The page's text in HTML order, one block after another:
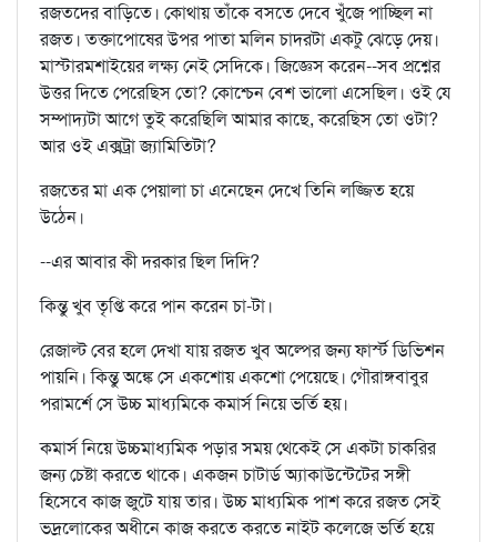
রজতদের বাড়িতে। কোথায় তাঁকে বসতে দেবে খুঁজে পাচ্ছিল না
রজত। তক্তাপোষের উপর পাতা মলিন চাদরটা একটু ঝেড়ে দেয়।
মাস্টারমশাইয়ের লক্ষ্য নেই সেদিকে। জিজ্ঞেস করেন--সব প্রশ্নের
উত্তর দিতে পেরেছিস তো? কোশ্চেন বেশ ভালো এসেছিল। ওই যে
সম্পাদ্যটা আগে তুই করেছিলি আমার কাছে, করেছিস তো ওটা?
আর ওই এক্সট্রা জ্যামিতিটা?
রজতের মা এক পেয়ালা চা এনেছেন দেখে তিনি লজ্জিত হয়ে
উঠেন।
--এর আবার কী দরকার ছিল দিদি?
কিন্তু খুব তৃপ্তি করে পান করেন চা-টা।
রেজাল্ট বের হলে দেখা যায় রজত খুব অল্পের জন্য ফার্স্ট ডিভিশন
পায়নি। কিন্তু অঙ্কে সে একশোয় একশো পেয়েছে। গৌরাঙ্গবাবুর
পরামর্শে সে উচ্চ মাধ্যমিকে কমার্স নিয়ে ভর্তি হয়।
কমার্স নিয়ে উচ্চমাধ্যমিক পড়ার সময় থেকেই সে একটা চাকরির
জন্য চেষ্টা করতে থাকে। একজন চাটার্ড অ্যাকাউন্টেটের সঙ্গী
হিসেবে কাজ জুটে যায় তার। উচ্চ মাধ্যমিক পাশ করে রজত সেই
ভদ্রলোকের অধীনে কাজ করতে করতে নাইট কলেজে ভর্তি হয়ে